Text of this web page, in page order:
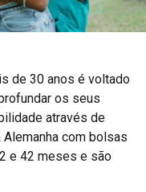
de 30 anos é voltado
os seus
através de
com bolsas
e 42 meses e são